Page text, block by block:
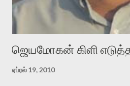
“காலை வணக்கங்கள்” எனும் ஒரு
முதலில் கருவியை பழகுவோம். அன்றாட
ஜெயமோகன் கிளி
ஏப்ரல் 19, 2010